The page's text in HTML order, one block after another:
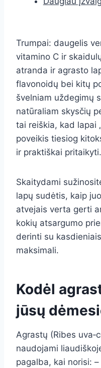
Trumpai: daugelis
vitamino C ir
atranda ir agrasto
flavonoidų bei kitų
švelniam uždegimų
natūraliam skysčių
tai reiškia, kad lapai
poveikis tiesiog
ir praktiškai pritaikyti.
Skaitydami
lapų sudėtis, kaip
atvejais verta gerti
kokių atsargumo
derinti su
maksimali.
Kodėl
jūsų
Agrastų (Ribes
naudojami
pagalba, kai norisi: